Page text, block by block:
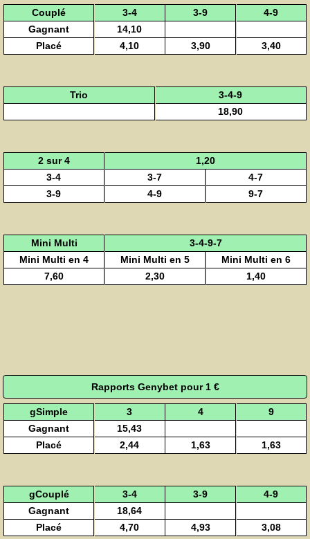
Couplé 3-4 3-9
4-9
Gagnant
14,10
Placé
4,10 3,90 3,40
Trio
3-4-9
18,90
2 sur 4
1,20
3-4
3-7
4-7
3-9
4-9 9-7
Mini Multi
3-4-9-7
Mini Multi en 4
Mini Multi en 5
Mini Multi en 6
7,60
2,30 1,40
Rapports Genybet pour 1 €
gSimple 3 4
9
Gagnant
15,43
Placé
2,44 1,63 1,63
gCouplé 3-4 3-9
4-9
Gagnant
18,64
Placé
4,70 4,93 3,08